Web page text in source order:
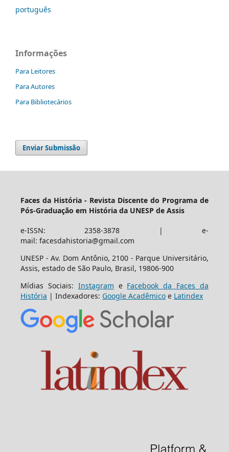
português
Informações
Para Leitores
Para Autores
Para Bibliotecários
Enviar Submissão
Faces da História - Revista Discente do Programa de
Pós-Graduação em História da UNESP de Assis
e-ISSN: 2358-3878 | e-
mail: facesdahistoria@gmail.com
UNESP - Av. Dom Antônio, 2100 - Parque Universitário,
Assis, estado de São Paulo, Brasil, 19806-900
Mídias Sociais: Instagram e Facebook da Faces da
História | Indexadores: Google Acadêmicoe Latindex